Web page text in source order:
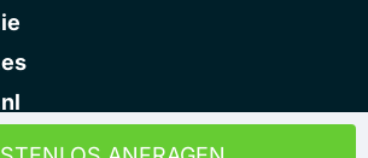
2026